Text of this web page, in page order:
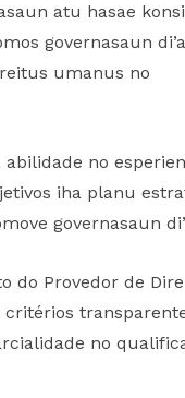
atu hasae
governasaun
umanus no
no
iha planu
governasaun
do Provedor de
no